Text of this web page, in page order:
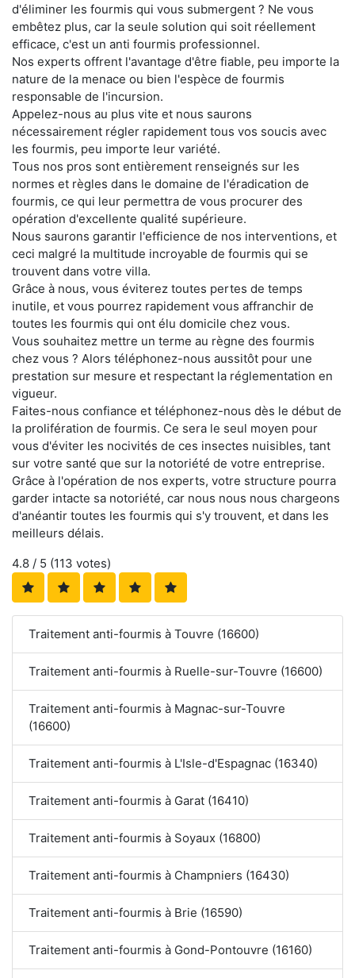
d'éliminer les fourmis qui vous submergent ? Ne vous
embêtez plus, car la seule solution qui soit réellement
efficace, c'est un anti fourmis professionnel.
Nos experts offrent l'avantage d'être fiable, peu importe la
nature de la menace ou bien l'espèce de fourmis
responsable de l'incursion.
Appelez-nous au plus vite et nous saurons
nécessairement régler rapidement tous vos soucis avec
les fourmis, peu importe leur variété.
Tous nos pros sont entièrement renseignés sur les
normes et règles dans le domaine de l'éradication de
fourmis, ce qui leur permettra de vous procurer des
opération d'excellente qualité supérieure.
Nous saurons garantir l'efficience de nos interventions, et
ceci malgré la multitude incroyable de fourmis qui se
trouvent dans votre villa.
Grâce à nous, vous éviterez toutes pertes de temps
inutile, et vous pourrez rapidement vous affranchir de
toutes les fourmis qui ont élu domicile chez vous.
Vous souhaitez mettre un terme au règne des fourmis
chez vous ? Alors téléphonez-nous aussitôt pour une
prestation sur mesure et respectant la réglementation en
vigueur.
Faites-nous confiance et téléphonez-nous dès le début de
la prolifération de fourmis. Ce sera le seul moyen pour
vous d'éviter les nocivités de ces insectes nuisibles, tant
sur votre santé que sur la notoriété de votre entreprise.
Grâce à l'opération de nos experts, votre structure pourra
garder intacte sa notoriété, car nous nous nous chargeons
d'anéantir toutes les fourmis qui s'y trouvent, et dans les
meilleurs délais.
4.8 / 5 (113 votes)
Traitement anti-fourmis à Touvre (16600)
Traitement anti-fourmis à Ruelle-sur-Touvre (16600)
Traitement anti-fourmis à Magnac-sur-Touvre
(16600)
Traitement anti-fourmis à L'Isle-d'Espagnac (16340)
Traitement anti-fourmis à Garat (16410)
Traitement anti-fourmis à Soyaux (16800)
Traitement anti-fourmis à Champniers (16430)
Traitement anti-fourmis à Brie (16590)
Traitement anti-fourmis à Gond-Pontouvre (16160)